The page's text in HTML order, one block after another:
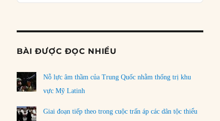
BÀI ĐƯỢC ĐỌC NHIỀU
Nỗ lực âm thầm của Trung Quốc nhằm thống trị khu
vực Mỹ Latinh
Giai đoạn tiếp theo trong cuộc trấn áp các dân tộc thiểu